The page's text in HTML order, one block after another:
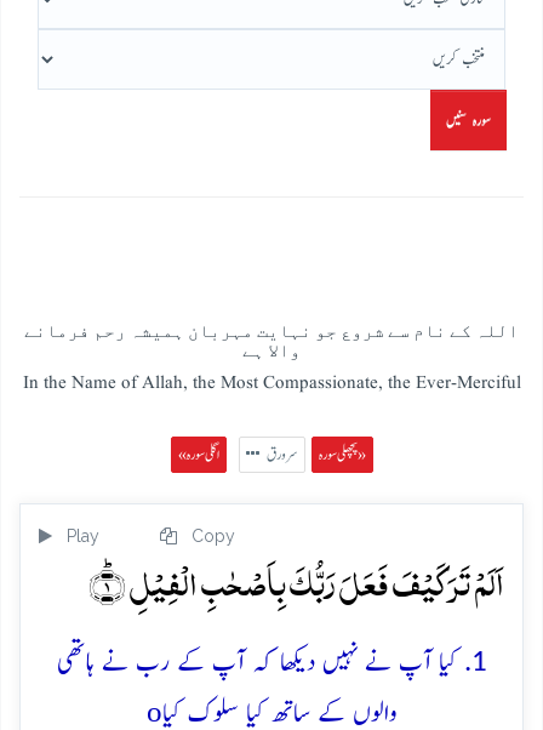
سورہ سنیں
اللہ کے نام سے شروع جو نہایت مہربان ہمیشہ رحم فرمانے
والا ہے
In the Name of Allah, the Most Compassionate, the Ever-Merciful
پچھلی سورہ » سرورق « اگلی سورہ
Play Copy
اَلَمۡ تَرَ کَیۡفَ فَعَلَ رَبُّکَ بِاَصۡحٰبِ الۡفِیۡلِ ؕ﴿۱﴾
1. کیا آپ نے نہیں دیکھا کہ آپ کے رب نے ہاتھی
والوں کے ساتھ کیا سلوک کیاo